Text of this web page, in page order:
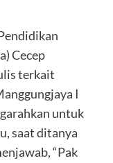
Cecep
terkait
I
untuk
saat ditanya
“Pak